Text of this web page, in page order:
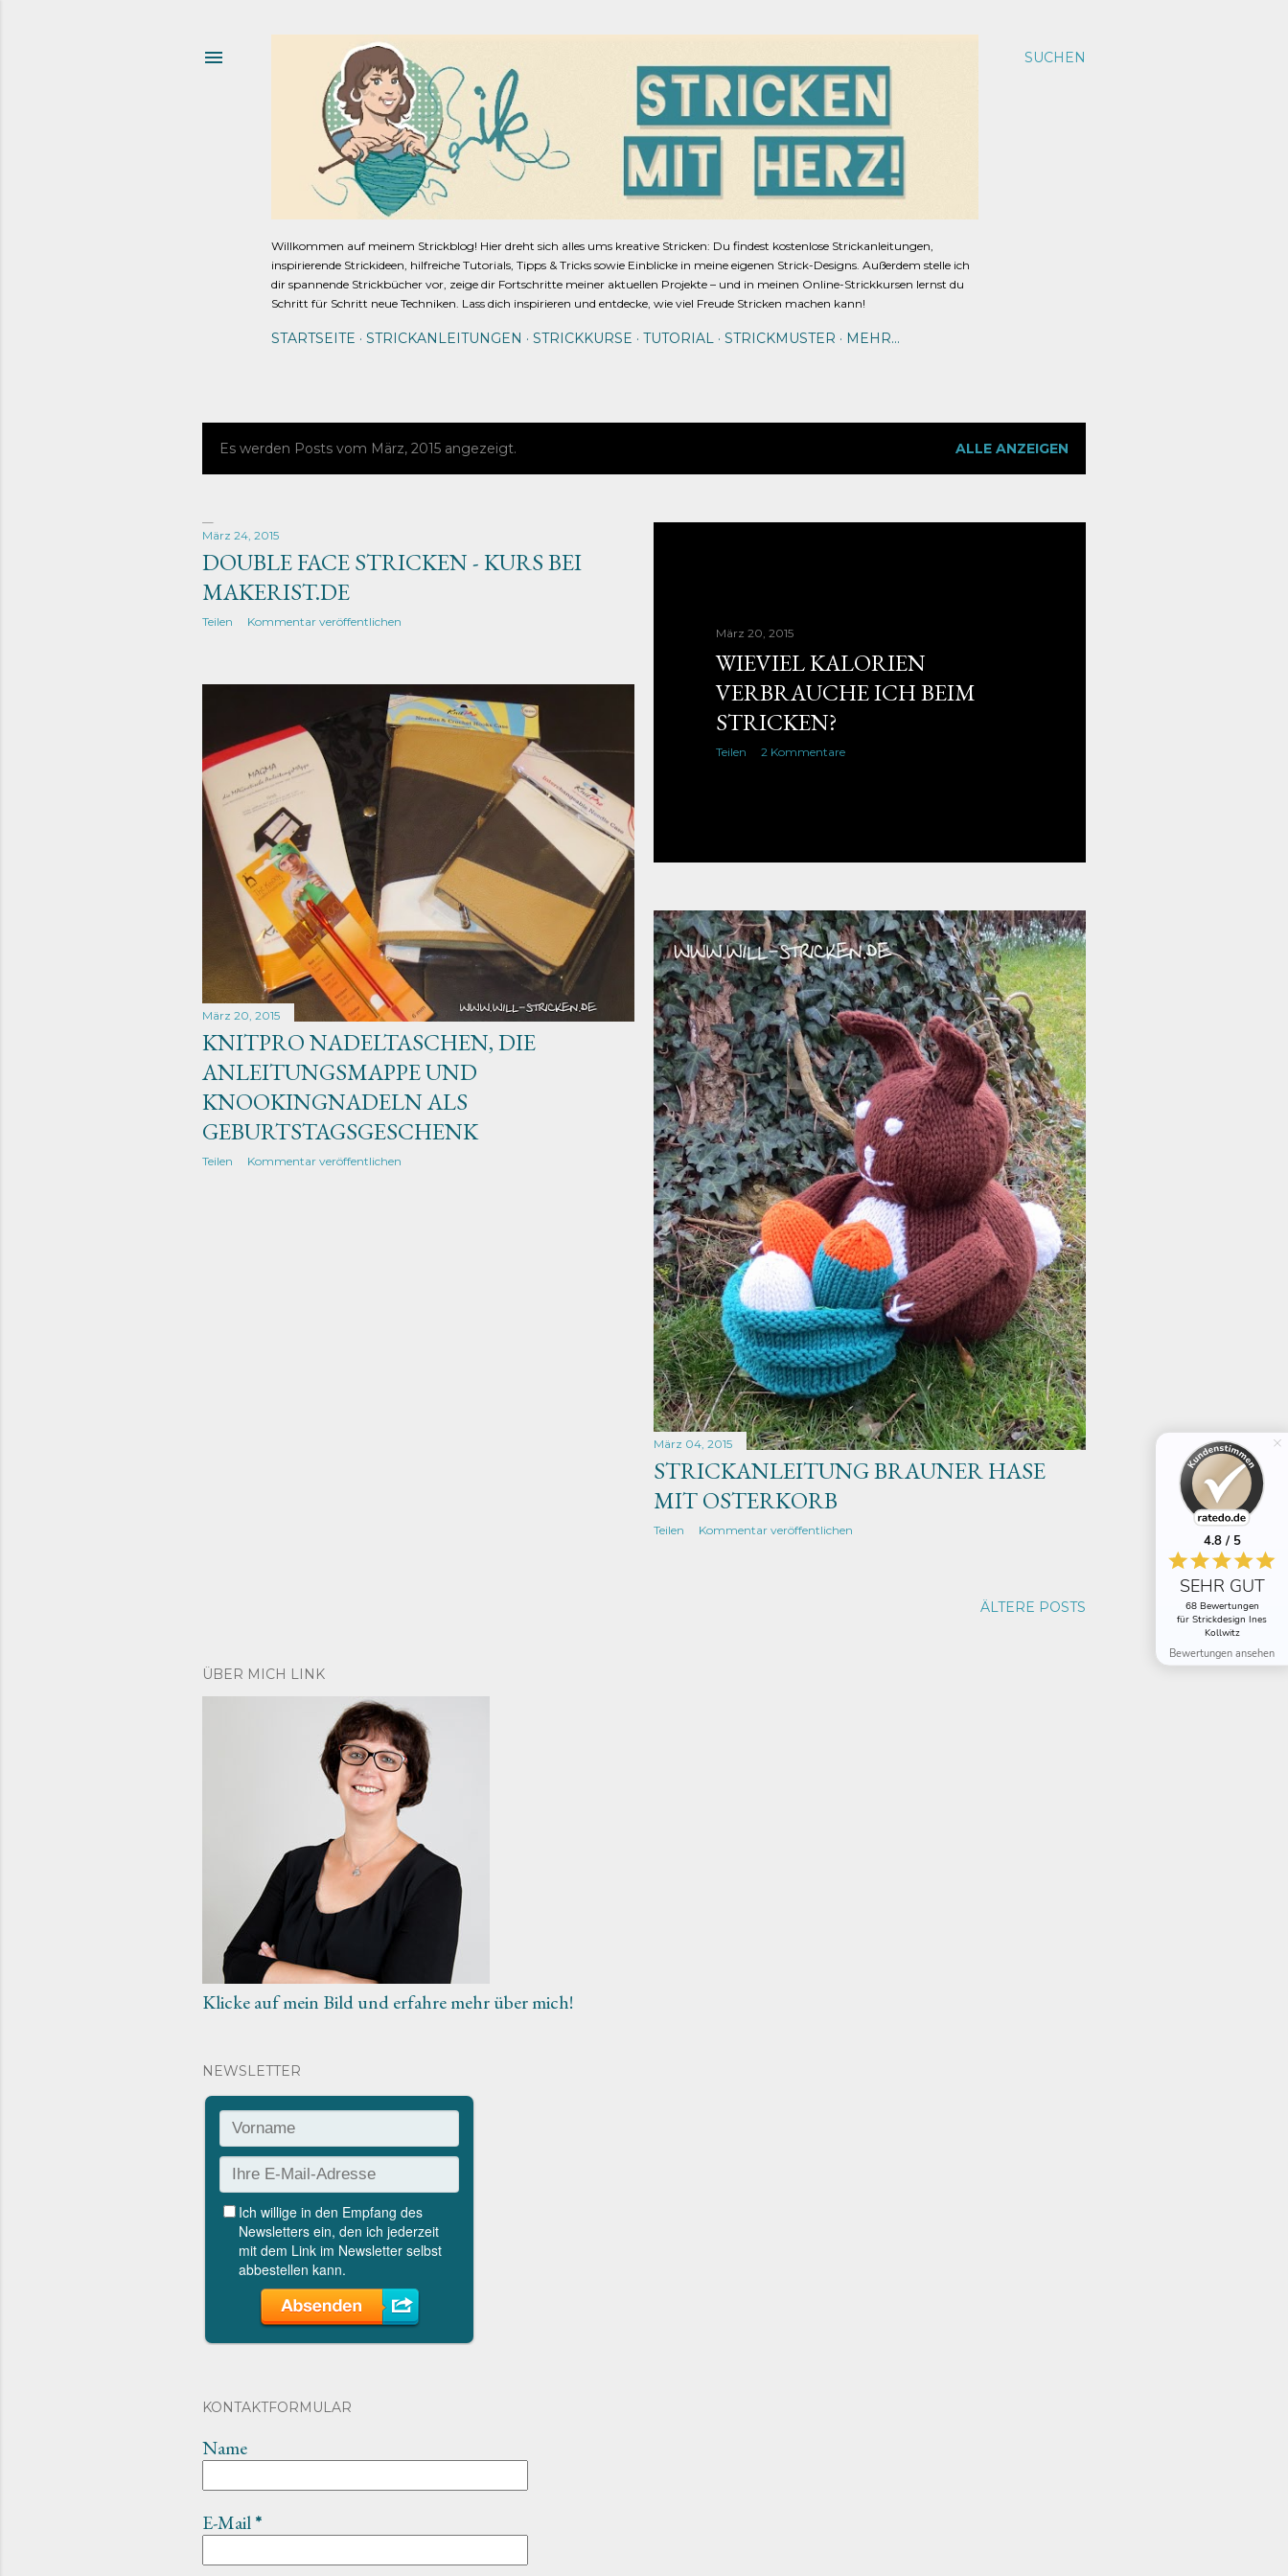
SUCHEN
Willkommen auf meinem Strickblog! Hier dreht sich alles ums kreative Stricken: Du findest kostenlose Strickanleitungen,
inspirierende Strickideen, hilfreiche Tutorials, Tipps & Tricks sowie Einblicke in meine eigenen Strick-Designs. Außerdem stelle ich
dir spannende Strickbücher vor, zeige dir Fortschritte meiner aktuellen Projekte – und in meinen Online-Strickkursen lernst du
Schritt für Schritt neue Techniken. Lass dich inspirieren und entdecke, wie viel Freude Stricken machen kann!
STARTSEITE STRICKANLEITUNGEN STRICKKURSE TUTORIAL STRICKMUSTER MEHR…
P
s
t
s
Es werden Posts vom März, 2015 angezeigt. ALLE ANZEIGEN
März 24, 2015
DOUBLE FACE STRICKEN - KURS BEI
MAKERIST.DE
Teilen
Kommentar veröffentlichen
März 20, 2015
WIEVIEL KALORIEN
VERBRAUCHE ICH BEIM
STRICKEN?
Teilen 2 Kommentare
März 20, 2015
KNITPRO NADELTASCHEN, DIE
ANLEITUNGSMAPPE UND
KNOOKINGNADELN ALS
GEBURTSTAGSGESCHENK
Teilen Kommentar veröffentlichen
März 04, 2015
STRICKANLEITUNG BRAUNER HASE
MIT OSTERKORB
Teilen Kommentar veröffentlichen
ÄLTERE POSTS
ÜBER MICH LINK
Klicke auf mein Bild und erfahre mehr über mich!
NEWSLETTER
KONTAKTFORMULAR
Name
E-Mail*
4.8 / 5
SEHR GUT
68 Bewertungen
für Strickdesign Ines
Kollwitz
Bewertungen ansehen